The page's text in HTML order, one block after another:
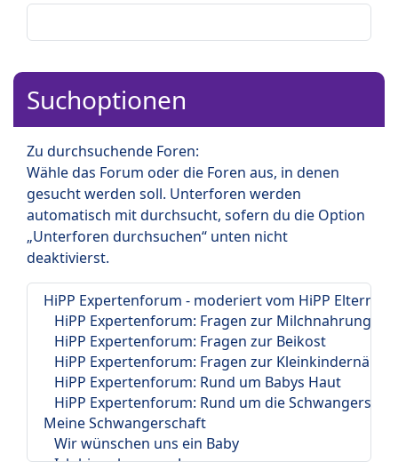
Suchoptionen
Zu durchsuchende Foren:
Wähle das Forum oder die Foren aus, in denen
gesucht werden soll. Unterforen werden
automatisch mit durchsucht, sofern du die Option
„Unterforen durchsuchen“ unten nicht
deaktivierst.